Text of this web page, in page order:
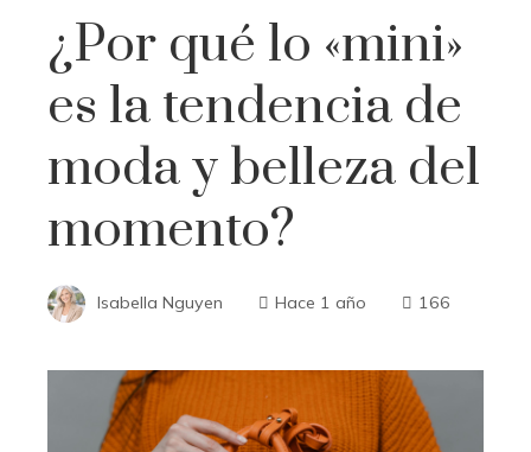
¿Por qué lo «mini»
es la tendencia de
moda y belleza del
momento?
Isabella Nguyen Hace 1 año 166